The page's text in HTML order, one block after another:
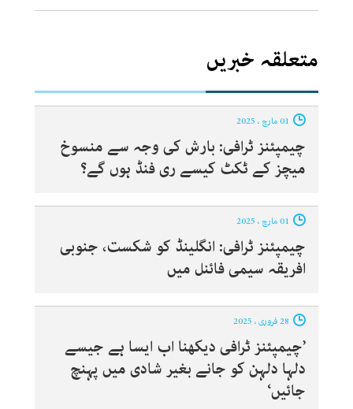
متعلقہ خبریں
چیمپئنز ٹرافی: بارش کی وجہ سے منسوخ
میچز کے ٹکٹ کیسے ری فنڈ ہوں گے؟
چیمپئنز ٹرافی: انگلینڈ کو شکست، جنوبی
افریقہ سیمی فائنل میں
’چیمپئنز ٹرافی دیکھنا اب ایسا ہے جیسے
دلہا دلہن کو جانے بغیر شادی میں پہنچ
جائیں‘